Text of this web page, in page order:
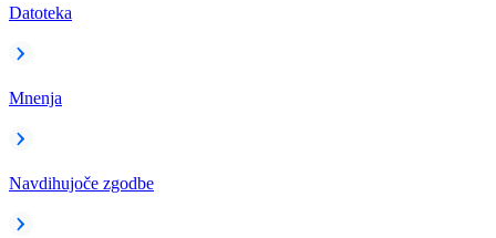
Datoteka
Mnenja
Navdihujoče zgodbe